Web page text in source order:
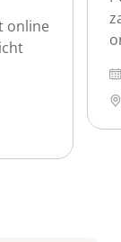
online